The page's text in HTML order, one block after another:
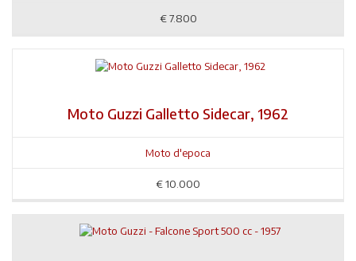
€ 7.800
Moto Guzzi Galletto Sidecar, 1962
Moto d'epoca
€10.000